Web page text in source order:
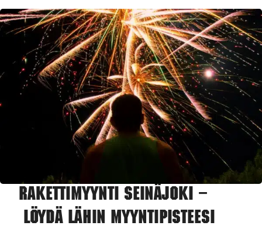
Rakettimyynti Seinäjoki –
Löydä lähin myyntipisteesi